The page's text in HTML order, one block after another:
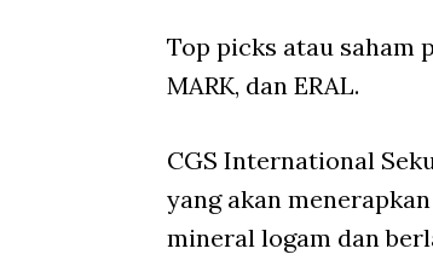
Top picks atau saham
MARK, dan ERAL.
CGS International
yang akan
mineral logam dan